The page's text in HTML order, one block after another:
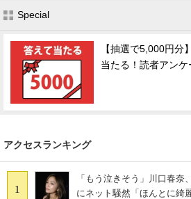
Special
【抽選で5,000円分
当たる！読者アンケ
アクセスランキング
1
「もう泣きそう」川口春
にネット騒然「ほんとに綺